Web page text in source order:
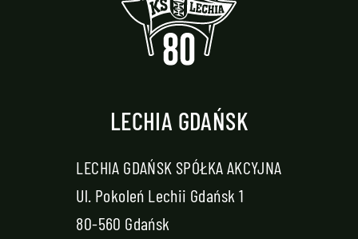
LECHIA GDAŃSK
LECHIA GDAŃSK SPÓŁKA AKCYJNA
Ul. Pokoleń Lechii Gdańsk 1
80-560 Gdańsk